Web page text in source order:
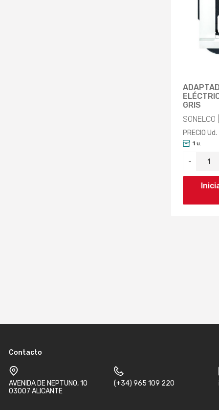
GRIS
PRECIO Ud.
-
1 u.
Contacto
AVENIDA DE NEPTUNO, 10
03007 ALICANTE
(+34) 965 109 220